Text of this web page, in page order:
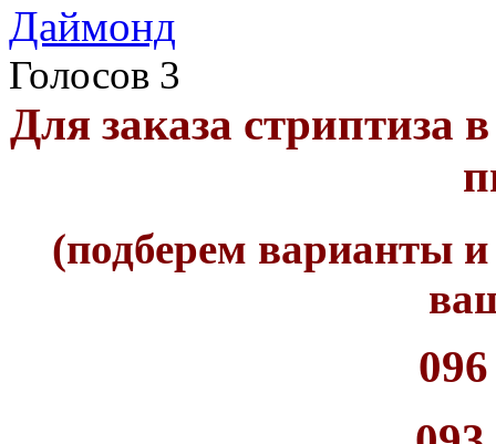
Даймонд
Голосов 3
Для заказа стриптиза
(подберем варианты